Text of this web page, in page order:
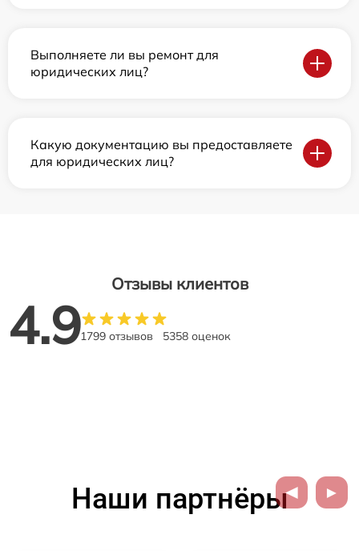
Выполняете ли вы ремонт для
юридических лиц?
Какую документацию вы предоставляете
для юридических лиц?
Отзывы клиентов
4.91799 отзывов 5358 оценок
Наши партнёры